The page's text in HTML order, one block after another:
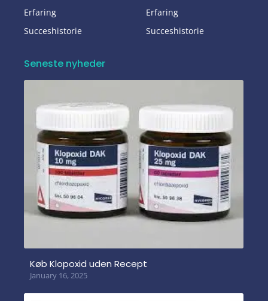
Erfaring
Succeshistorie
Erfaring
Succeshistorie
Seneste nyheder
Køb Klopoxid uden Recept
January 16, 2025